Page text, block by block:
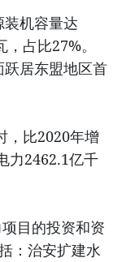
机容量达
占比27%。
居东盟地区首
，比2020年增
力2462.1亿千
目的投资和资
：治安扩建水